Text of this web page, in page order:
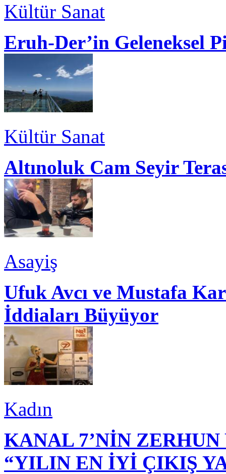
Kültür Sanat
Eruh-Der’in Geleneksel
Kültür Sanat
Altınoluk Cam Seyir
Asayiş
Ufuk Avcı ve Mustafa
İddiaları Büyüyor
Kadın
KANAL 7’NİN
“YILIN EN İYİ ÇIKIŞ